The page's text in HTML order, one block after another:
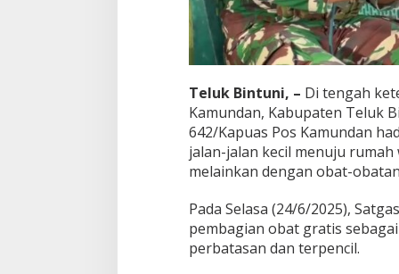
i
a
n
Teluk Bintuni, – Di tengah
Kamundan, Kabupaten Teluk
642/Kapuas Pos Kamundan
jalan-jalan kecil menuju
melainkan dengan obat-
Pada Selasa (24/6/2025),
pembagian obat gratis
perbatasan dan terpencil.